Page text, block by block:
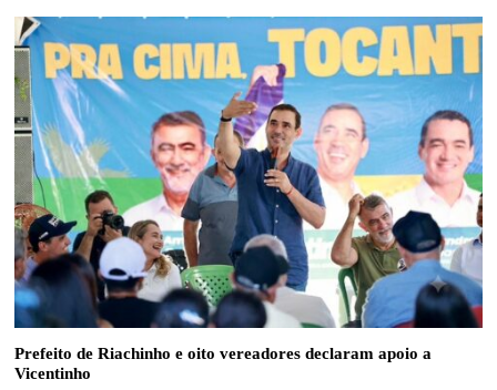
Prefeito de Riachinho e oito vereadores declaram apoio a
Vicentinho